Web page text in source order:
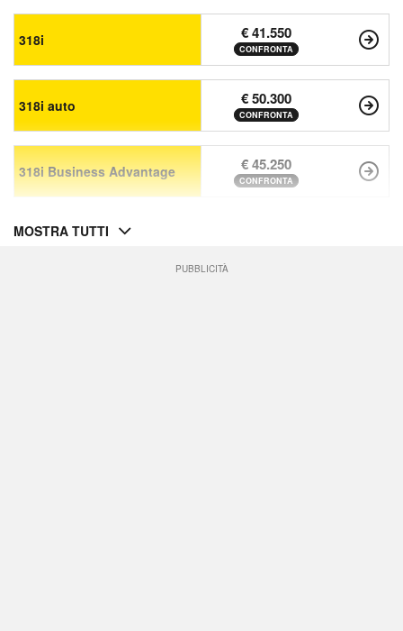
318i € 41.550
CONFRONTA
318i auto € 50.300
CONFRONTA
318i Business Advantage € 45.250
CONFRONTA
MOSTRA TUTTI
PUBBLICITÀ